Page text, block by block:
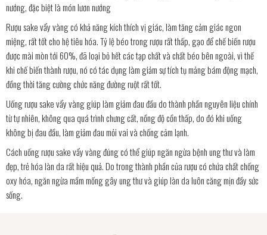
nướng, đặc biệt là món lươn nướng
Rượu sake vẩy vàng có khả năng kích thích vị giác, làm tăng cảm giác ngon
miệng, rất tốt cho hệ tiêu hóa. Tỷ lệ béo trong rượu rất thấp, gạo để chế biến rượu
được mài mòn tới 60%, đã loại bỏ hết các tạp chất và chất béo bên ngoài, vì thế
khi chế biến thành rượu, nó có tác dụng làm giảm sự tích tụ mảng bám động mạch,
đồng thời tăng cường chức năng đường ruột rất tốt.
Uống rượu sake vẩy vàng giúp làm giảm đau đầu do thành phần nguyên liệu chính
từ tự nhiên, không qua quá trình chưng cất, nồng độ cồn thấp, do đó khi uống
không bị đau đầu, làm giảm đau mỏi vai và chống cảm lạnh.
Cách uống rượu sake vẩy vàng đúng có thể giúp ngăn ngừa bệnh ung thư và làm
đẹp, trẻ hóa làn da rất hiệu quả. Do trong thành phần của rượu có chứa chất chống
oxy hóa, ngăn ngừa mầm mống gây ung thư và giúp làn da luôn căng mịn đầy sức
sống.